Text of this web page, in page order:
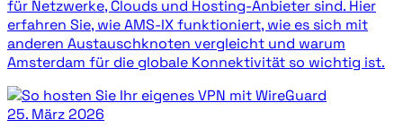
für Netzwerke, Clouds und Hosting-Anbieter sind. Hier
erfahren Sie, wie AMS-IX funktioniert, wie es sich mit
anderen Austauschknoten vergleicht und warum
Amsterdam für die globale Konnektivität so wichtig ist.
25. März 2026